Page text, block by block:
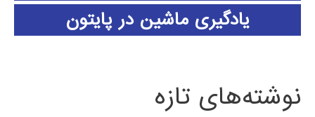
یادگیری ماشین در پایتون
نوشته‌های تازه